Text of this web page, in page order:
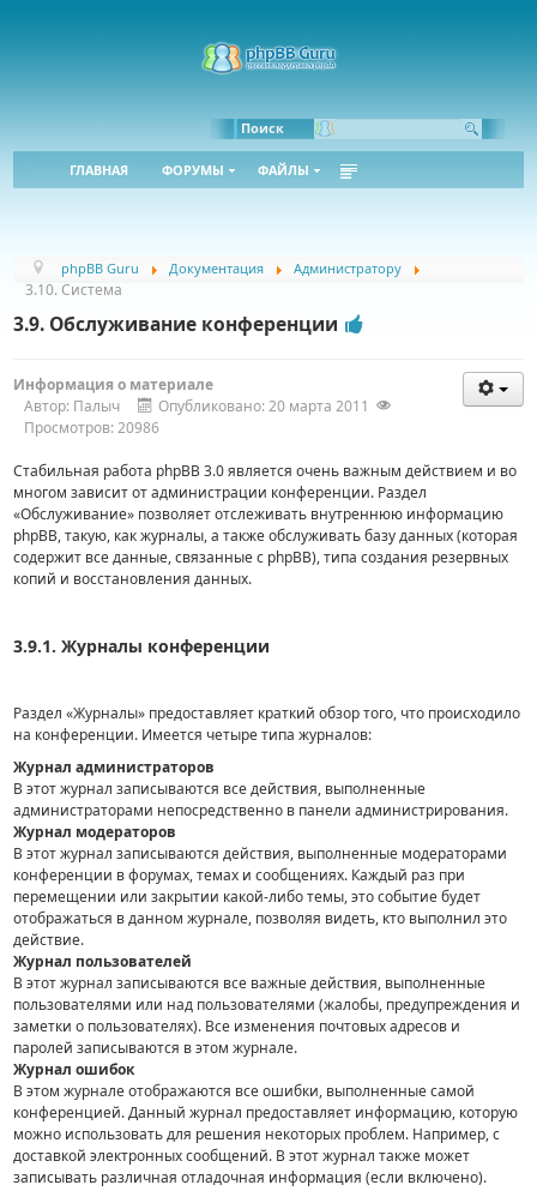
Поиск
ГЛАВНАЯ ФОРУМЫ ФАЙЛЫ
phpBB Guru Документация Администратору
3.10. Система
3.9. Обслуживание конференции
Информация о материале
Автор: Палыч
Опубликовано: 20 марта 2011
Просмотров: 20986
Стабильная работа phpBB 3.0 является очень важным действием и во
многом зависит от администрации конференции. Раздел
«Обслуживание» позволяет отслеживать внутреннюю информацию
phpBB, такую, как журналы, а также обслуживать базу данных (которая
содержит все данные, связанные с phpBB), типа создания резервных
копий и восстановления данных.
3.9.1. Журналы конференции
Раздел «Журналы» предоставляет краткий обзор того, что происходило
на конференции. Имеется четыре типа журналов:
Журнал администраторов
В этот журнал записываются все действия, выполненные
администраторами непосредственно в панели администрирования.
Журнал модераторов
В этот журнал записываются действия, выполненные модераторами
конференции в форумах, темах и сообщениях. Каждый раз при
перемещении или закрытии какой-либо темы, это событие будет
отображаться в данном журнале, позволяя видеть, кто выполнил это
действие.
Журнал пользователей
В этот журнал записываются все важные действия, выполненные
пользователями или над пользователями (жалобы, предупреждения и
заметки о пользователях). Все изменения почтовых адресов и
паролей записываются в этом журнале.
Журнал ошибок
В этом журнале отображаются все ошибки, выполненные самой
конференцией. Данный журнал предоставляет информацию, которую
можно использовать для решения некоторых проблем. Например, с
доставкой электронных сообщений. В этот журнал также может
записывать различная отладочная информация (если включено).